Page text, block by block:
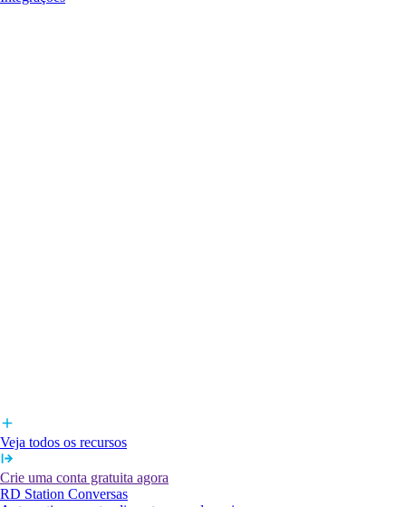
Veja todos os recursos
Crie uma conta gratuita agora
RD Station Conversas